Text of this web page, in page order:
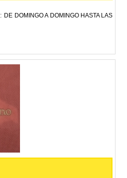
DE DOMINGO A DOMINGO HASTA LAS